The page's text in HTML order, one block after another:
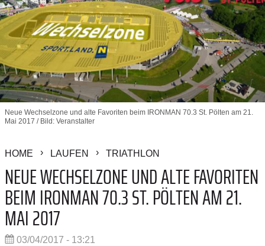
Neue Wechselzone und alte Favoriten beim IRONMAN 70.3 St. Pölten am 21.
Mai 2017 / Bild: Veranstalter
HOME LAUFEN TRIATHLON
NEUE WECHSELZONE UND ALTE FAVORITEN
BEIM IRONMAN 70.3 ST. PÖLTEN AM 21.
MAI 2017
03/04/2017 - 13:21